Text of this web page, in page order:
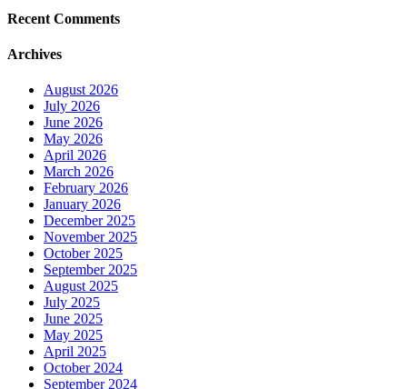
Recent Comments
Archives
August 2026
July 2026
June 2026
May 2026
April 2026
March 2026
February 2026
January 2026
December 2025
November 2025
October 2025
September 2025
August 2025
July 2025
June 2025
May 2025
April 2025
October 2024
September 2024